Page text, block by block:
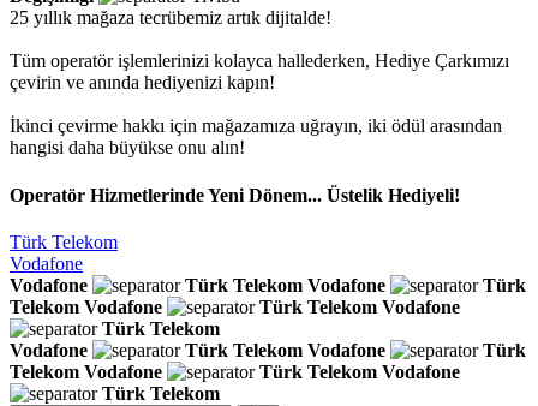
25 yıllık mağaza tecrübemiz artık dijitalde!
Tüm operatör işlemlerinizi kolayca hallederken, Hediye Çarkımızı
çevirin ve anında hediyenizi kapın!
İkinci çevirme hakkı için mağazamıza uğrayın, iki ödül arasından
hangisi daha büyükse onu alın!
Operatör Hizmetlerinde Yeni Dönem... Üstelik Hediyeli!
Türk Telekom
Vodafone
Vodafone
Türk Telekom Vodafone
Türk
Telekom Vodafone Türk Telekom Vodafone
Türk Telekom
Vodafone
Türk Telekom Vodafone
Türk
Telekom Vodafone Türk Telekom Vodafone
Türk Telekom